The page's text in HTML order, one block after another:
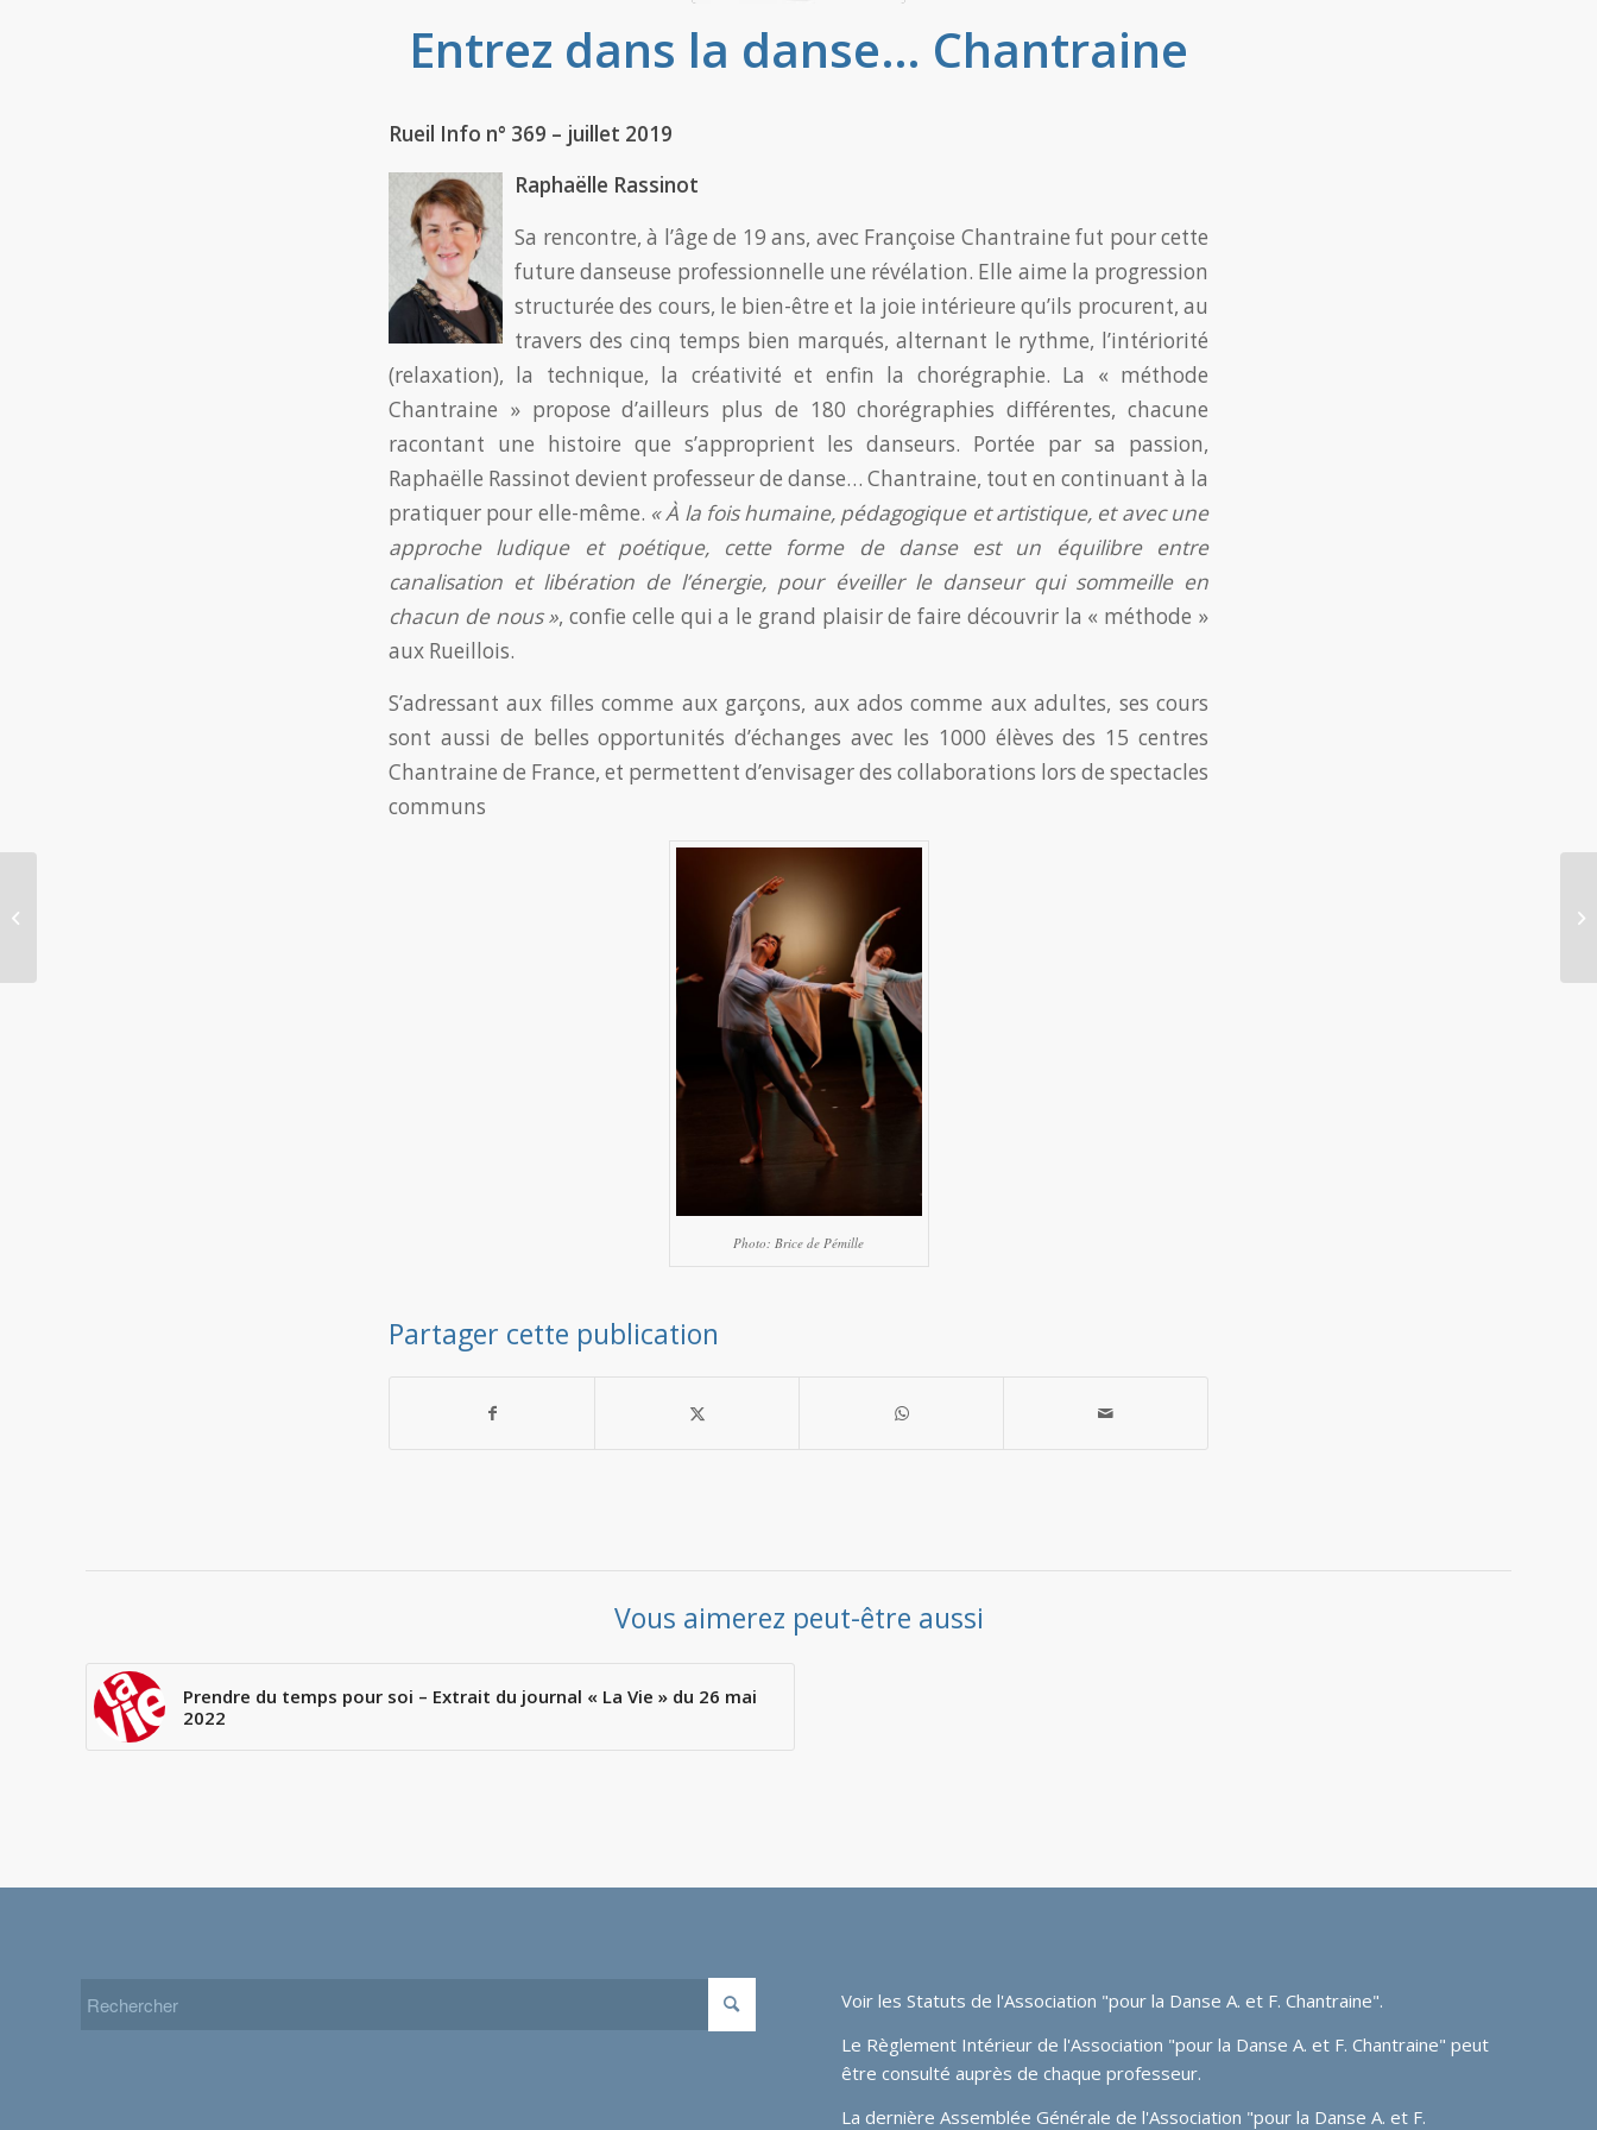
Entrez dans la danse… Chantraine
Rueil Info n° 369 – juillet 2019
Raphaëlle Rassinot
Sa rencontre, à l’âge de 19 ans, avec Françoise Chantraine fut pour cette
future danseuse professionnelle une révélation. Elle aime la progression
structurée des cours, le bien-être et la joie intérieure qu’ils procurent, au
travers des cinq temps bien marqués, alternant le rythme, l’intériorité
(relaxation), la technique, la créativité et enfin la chorégraphie. La « méthode
Chantraine » propose d’ailleurs plus de 180 chorégraphies différentes, chacune
racontant une histoire que s’approprient les danseurs. Portée par sa passion,
Raphaëlle Rassinot devient professeur de danse… Chantraine, tout en continuant à la
pratiquer pour elle-même. « À la fois humaine, pédagogique et artistique, et avec une
approche ludique et poétique, cette forme de danse est un équilibre entre
canalisation et libération de l’énergie, pour éveiller le danseur qui sommeille en
chacun de nous », confie celle qui a le grand plaisir de faire découvrir la « méthode »
aux Rueillois.
S’adressant aux filles comme aux garçons, aux ados comme aux adultes, ses cours
sont aussi de belles opportunités d’échanges avec les 1000 élèves des 15 centres
Chantraine de France, et permettent d’envisager des collaborations lors de spectacles
communs
Photo: Brice de Pémille
Partager cette publication
Vous aimerez peut-être aussi
Prendre du temps pour soi – Extrait du journal « La Vie » du 26 mai
2022
Voir lesStatuts de l'Association "pour la Danse A. et F. Chantraine".
Le Règlement Intérieur de l'Association "pour la Danse A. et F. Chantraine" peut
être consulté auprès de chaque professeur.
La dernière Assemblée Générale de l'Association "pour la Danse A. et F.